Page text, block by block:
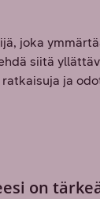
joka
siitä
ja
on